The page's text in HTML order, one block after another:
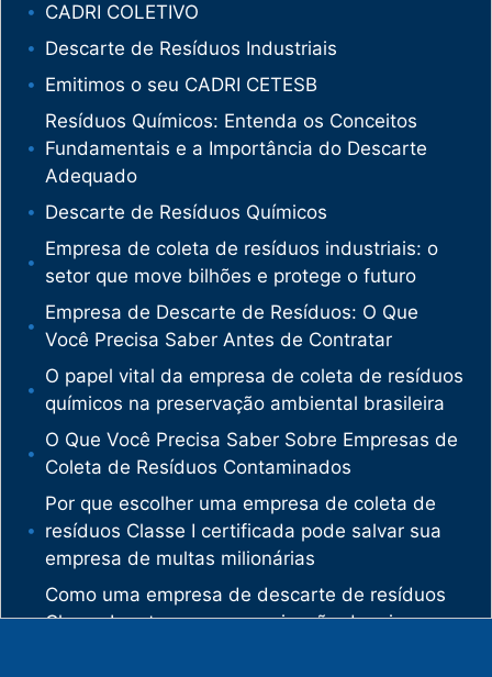
CADRI COLETIVO
Descarte de Resíduos Industriais
Emitimos o seu CADRI CETESB
Resíduos Químicos: Entenda os Conceitos
Fundamentais e a Importância do Descarte
Adequado
Descarte de Resíduos Químicos
Empresa de coleta de resíduos industriais: o
setor que move bilhões e protege o futuro
Empresa de Descarte de Resíduos: O Que
Você Precisa Saber Antes de Contratar
O papel vital da empresa de coleta de resíduos
químicos na preservação ambiental brasileira
O Que Você Precisa Saber Sobre Empresas de
Coleta de Resíduos Contaminados
Por que escolher uma empresa de coleta de
resíduos Classe I certificada pode salvar sua
empresa de multas milionárias
Como uma empresa de descarte de resíduos
Classe I protege sua organização de crimes